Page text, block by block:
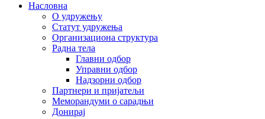
Насловна
О удружењу
Статут удружења
Организациона структура
Радна тела
Главни одбор
Управни одбор
Надзорни одбор
Партнери и пријатељи
Меморандуми о сарадњи
Донирај